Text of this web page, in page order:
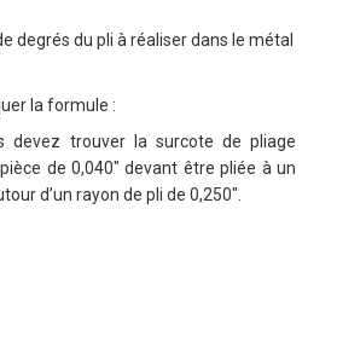
degrés du pli à réaliser dans le métal
la formule :
devez trouver la surcote de pliage
de 0,040″ devant être pliée à un
d’un rayon de pli de 0,250″.